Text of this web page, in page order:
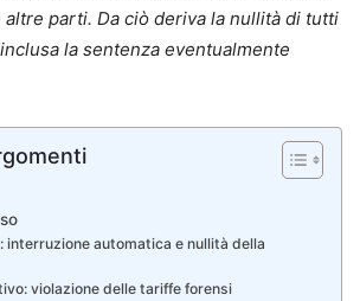
parti. Da ciò deriva la nullità di tutti
la sentenza eventualmente
interruzione automatica e nullità della
violazione delle tariffe forensi